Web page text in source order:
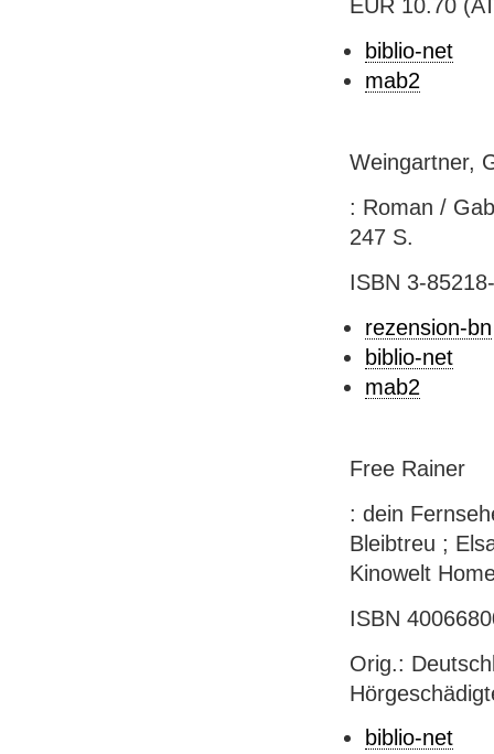
EUR 10.70
biblio-net
mab2
Weingartner,
: Roman /
247 S.
ISBN 3-
rezension-bn
biblio-net
mab2
Free Rainer
: dein
Bleibtreu ;
Kinowelt
ISBN
Orig.:
biblio-net